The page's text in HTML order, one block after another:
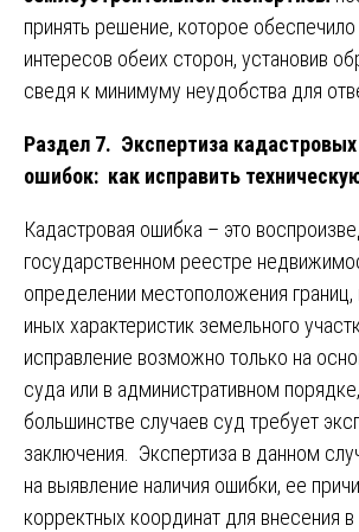
принять решение, которое обеспечило
интересов обеих сторон, установив
сведя к минимуму неудобства для
Раздел 7. Экспертиза
ошибок: как исправить
Кадастровая ошибка – это
государственном реестре
определении местоположения
иных характеристик земельного
исправление возможно только на
суда или в административном
большинстве случаев суд требует
заключения. Экспертиза в данном
на выявление наличия ошибки, ее
корректных координат для внесения